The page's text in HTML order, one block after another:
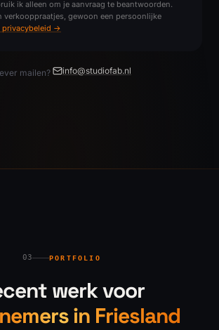
ik alleen om je aanvraag te beantwoorden.
verkooppraatjes, gewoon een persoonlijke
privacybeleid →
mailen? info@studiofab.nl
03 PORTFOLIO
werk voor
in Friesland